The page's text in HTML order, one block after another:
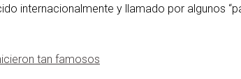
internacionalmente y llamado por algunos
tan famosos